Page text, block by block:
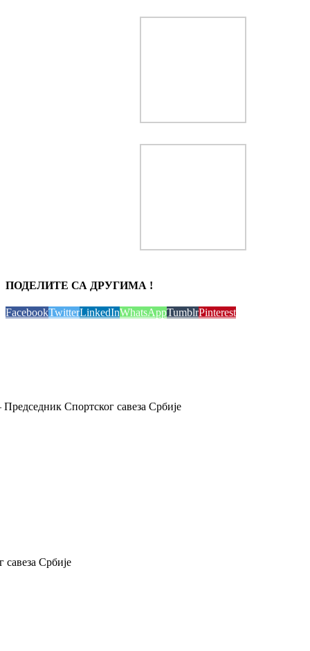
ПОДЕЛИТЕ СА ДРУГИМА !
FacebookTwitterLinkedInWhatsAppTumblrPinterest
Спортског савеза Србије
савеза Србије